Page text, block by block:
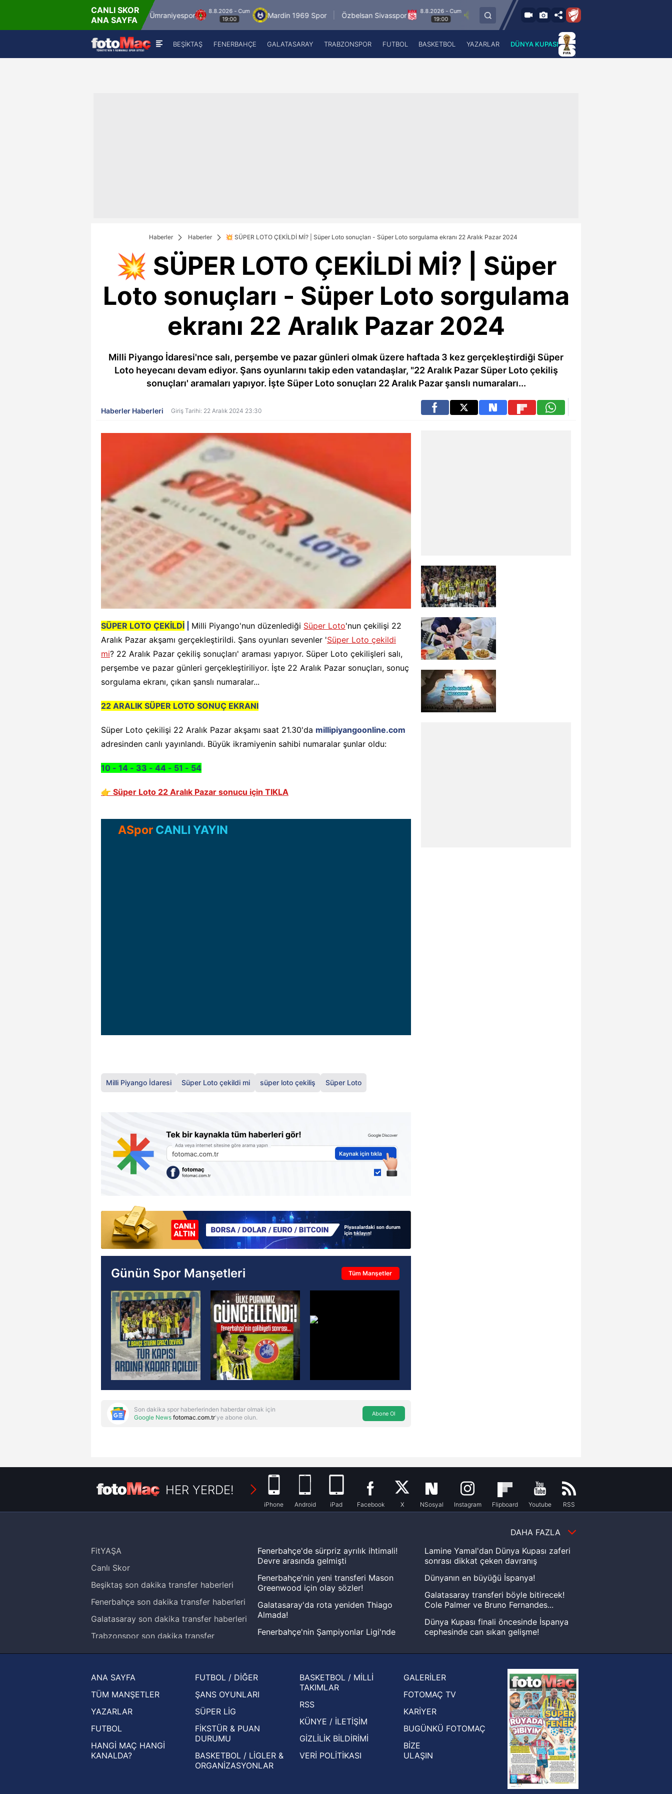
CANLI SKOR
ANA SAYFA
İstanbulspor Ümraniyespor
8.8.2026 - Cum
19:00
Mardin 1969 Spor Özbelsan Sivasspor
8.8.2026 - Cum
19:00
Esenler Erokspor Hesap.com Antalyaspor
A Haber Radyo
BEŞİKTAŞ FENERBAHÇE GALATASARAY TRABZONSPOR FUTBOL BASKETBOL YAZARLAR DÜNYA KUPASI
Haberler Haberler 💥 SÜPER LOTO ÇEKİLDİ Mİ? | Süper Loto sonuçları - Süper Loto sorgulama ekranı 22 Aralık Pazar 2024
💥 SÜPER LOTO ÇEKİLDİ Mİ? | Süper
Loto sonuçları - Süper Loto sorgulama
ekranı 22 Aralık Pazar 2024
Milli Piyango İdaresi'nce salı, perşembe ve pazar günleri olmak üzere haftada 3 kez gerçekleştirdiği Süper
Loto heyecanı devam ediyor. Şans oyunlarını takip eden vatandaşlar, "22 Aralık Pazar Süper Loto çekiliş
sonuçları' aramaları yapıyor. İşte Süper Loto sonuçları 22 Aralık Pazar şanslı numaraları...
Haberler Haberleri Giriş Tarihi: 22 Aralık 2024 23:30
SÜPER LOTO ÇEKİLDİ Milli Piyango'nun düzenlediği Süper Loto'nun çekilişi 22
Aralık Pazar akşamı gerçekleştirildi. Şans oyunları sevenler 'Süper Loto çekildi
mi? 22 Aralık Pazar çekiliş sonuçları' araması yapıyor. Süper Loto çekilişleri salı,
perşembe ve pazar günleri gerçekleştiriliyor. İşte 22 Aralık Pazar sonuçları, sonuç
sorgulama ekranı, çıkan şanslı numaralar...
22 ARALIK SÜPER LOTO SONUÇ EKRANI
Süper Loto çekilişi 22 Aralık Pazar akşamı saat 21.30'da millipiyangoonline.com
adresinden canlı yayınlandı. Büyük ikramiyenin sahibi numaralar şunlar oldu:
10 - 14 - 33 - 44 - 51 - 54
👉 Süper Loto 22 Aralık Pazar sonucu için TIKLA
ASpor CANLI YAYIN
Milli Piyango İdaresi Süper Loto çekildi mi süper loto çekiliş Süper Loto
Günün Spor Manşetleri Tüm Manşetler
Son dakika spor haberlerinden haberdar olmak için
Google News fotomac.com.tr'ye abone olun. Abone Ol
HER YERDE!
iPhone Android iPad Facebook X NSosyal Instagram Flipboard Youtube RSS
DAHA FAZLA
FitYAŞA
Canlı Skor
Beşiktaş son dakika transfer haberleri
Fenerbahçe son dakika transfer haberleri
Galatasaray son dakika transfer haberleri
Trabzonspor son dakika transfer
Ziraat Türkiye Kupası haberleri
UEFA Şampiyonlar Ligi haberleri
UEFA Avrupa Ligi haberleri
UEFA Konferans Ligi haberleri
Fenerbahçe'de sürpriz ayrılık ihtimali!
Devre arasında gelmişti
Fenerbahçe'nin yeni transferi Mason
Greenwood için olay sözler!
Galatasaray'da rota yeniden Thiago
Almada!
Fenerbahçe'nin Şampiyonlar Ligi'nde
Zabrze'yi elerlerse...
basından gündem olan manşetler!
Beşiktaş'ın UEFA Avrupa Ligi'nde 3. Ön
Eleme Turu muhtemel rakipleri belli oldu!
Lamine Yamal'dan Dünya Kupası zaferi
sonrası dikkat çeken davranış
Dünyanın en büyüğü İspanya!
Galatasaray transferi böyle bitirecek!
Cole Palmer ve Bruno Fernandes...
Dünya Kupası finali öncesinde İspanya
cephesinde can sıkan gelişme!
Hernan Crespo, Meksika Ligi
ekiplerinden Atlas'ın yeni teknik direktörü
oldu
ANA SAYFA
TÜM MANŞETLER
YAZARLAR
FUTBOL
HANGİ MAÇ HANGİ
KANALDA?
FUTBOL / DİĞER
ŞANS OYUNLARI
SÜPER LİG
FİKSTÜR & PUAN
DURUMU
BASKETBOL / LİGLER &
ORGANİZASYONLAR
BASKETBOL / MİLLİ
TAKIMLAR
RSS
KÜNYE / İLETİŞİM
GİZLİLİK BİLDİRİMİ
VERİ POLİTİKASI
GALERİLER
FOTOMAÇ TV
KARİYER
BUGÜNKÜ FOTOMAÇ
BİZE
ULAŞIN